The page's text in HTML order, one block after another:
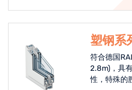
塑钢系
符合德国
2.8m)，具
性，特殊的